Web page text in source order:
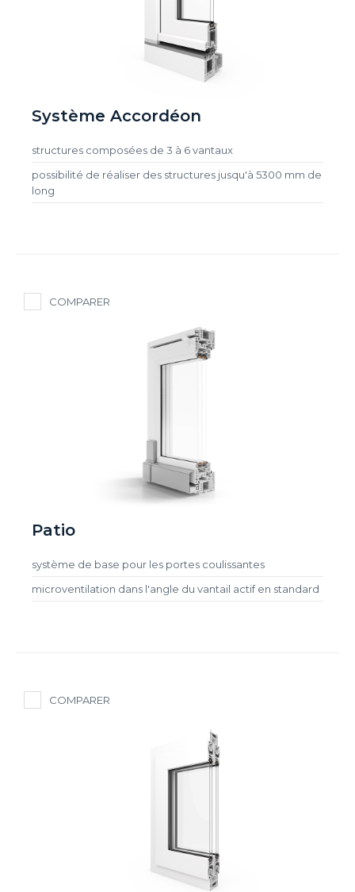
Système Accordéon
structures composées de 3 à 6 vantaux
possibilité de réaliser des structures jusqu'à 5300 mm de
long
COMPARER
Patio
système de base pour les portes coulissantes
microventilation dans l'angle du vantail actif en standard
COMPARER